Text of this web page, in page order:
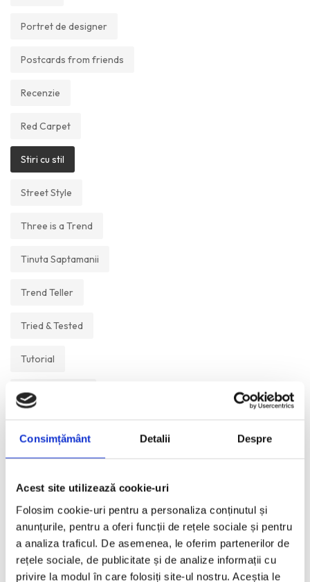
Consimțământ Detalii Despre
Acest site utilizează cookie-uri
Folosim cookie-uri pentru a personaliza conținutul și
anunțurile, pentru a oferi funcții de rețele sociale și pentru
a analiza traficul. De asemenea, le oferim partenerilor de
rețele sociale, de publicitate și de analize informații cu
privire la modul în care folosiți site-ul nostru. Aceștia le
Portret de designer
Postcards from friends
Recenzie
Red Carpet
Stiri cu stil
Street Style
Three is a Trend
Tinuta Saptamanii
Trend Teller
Tried & Tested
Tutorial
Un Muzeu Pe Zi
Visual Postcards
We like
ANI: